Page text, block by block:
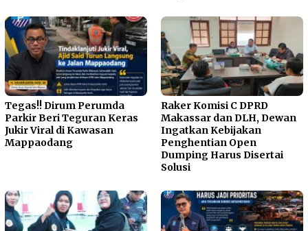
Tegas!! Dirum Perumda
Parkir Beri Teguran Keras
Jukir Viral di Kawasan
Mappaodang
Raker Komisi C DPRD
Makassar dan DLH, Dewan
Ingatkan Kebijakan
Penghentian Open
Dumping Harus Disertai
Solusi